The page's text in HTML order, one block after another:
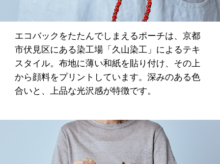
エコバックをたたんでしまえるポーチは、京都
市伏見区にある染工場「久山染工」によるテキ
スタイル。布地に薄い和紙を貼り付け、その上
から顔料をプリントしています。深みのある色
合いと、上品な光沢感が特徴です。